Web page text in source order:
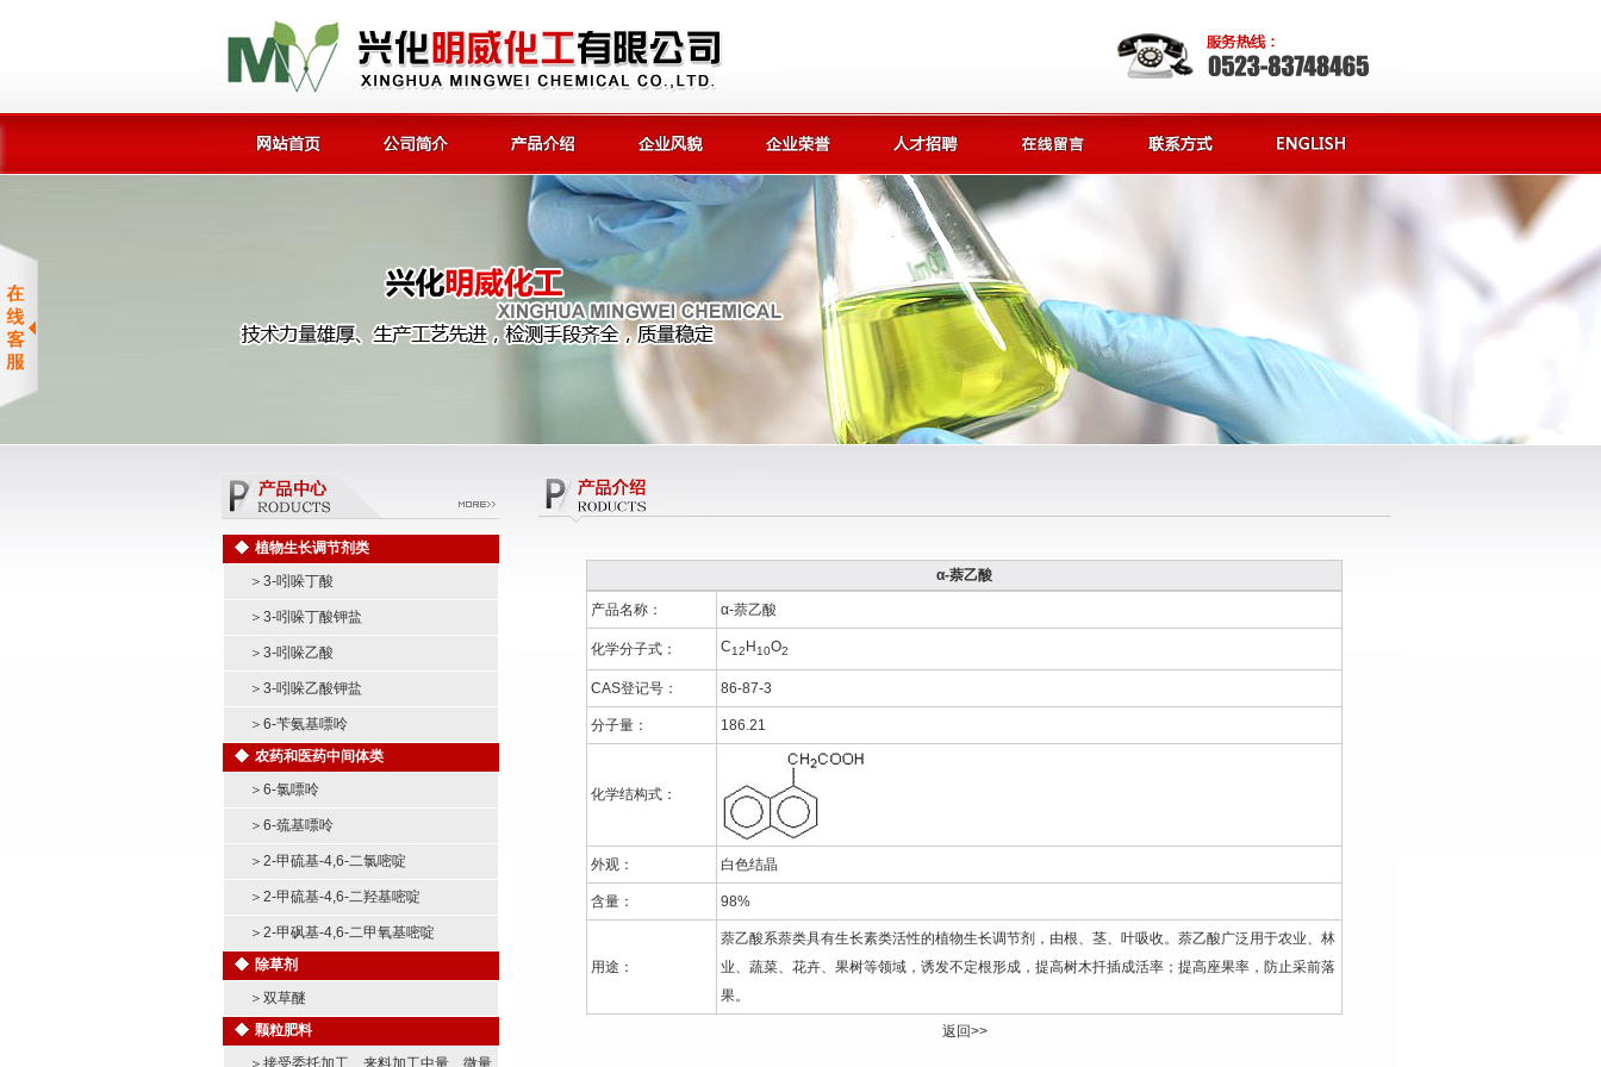
植物生长调节剂类
＞ 3-吲哚丁酸
＞ 3-吲哚丁酸钾盐
＞ 3-吲哚乙酸
＞ 3-吲哚乙酸钾盐
＞ 6-苄氨基嘌呤
农药和医药中间体类
＞ 6-氯嘌呤
＞ 6-巯基嘌呤
＞ 2-甲硫基-4,6-二氯嘧啶
＞ 2-甲硫基-4,6-二羟基嘧啶
＞ 2-甲砜基-4,6-二甲氧基嘧啶
除草剂
＞ 双草醚
颗粒肥料
＞ 接受委托加工、来料加工中量、微量
α-萘乙酸
产品名称： α-萘乙酸
化学分子式： C12 H10O2
CAS登记号： 86-87-3
分子量： 186.21
化学结构式：
外观： 白色结晶
含量： 98%
用途：
萘乙酸系萘类具有生长素类活性的植物生长调节剂，由根、茎、叶吸收。萘乙酸广泛用于农业、林
业、蔬菜、花卉、果树等领域，诱发不定根形成，提高树木扦插成活率；提高座果率，防止采前落
果。
返回>>